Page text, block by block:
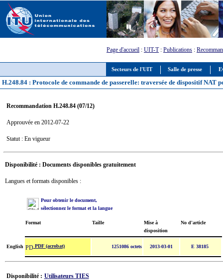
Secteurs de l'UIT Salle de presse
Page d'accueil : UIT-T: Publications :
H.248.84 : Protocole de commande de passerelle: traversée de dispositif NAT
Recommandation H.248.84 (07/12)
Approuvée en 2012-07-22
Statut : En vigueur
Disponibilité : Documents disponibles gratuitement
Langues et formats disponibles :
Pour obtenir le document,
sélectionnez le format et la langue
Format Taille
Mise à
disposition
No d'article
English PDF (acrobat) 1251086 octets 2013-03-01 E 38185
Disponibilité : Utilisateurs TIES